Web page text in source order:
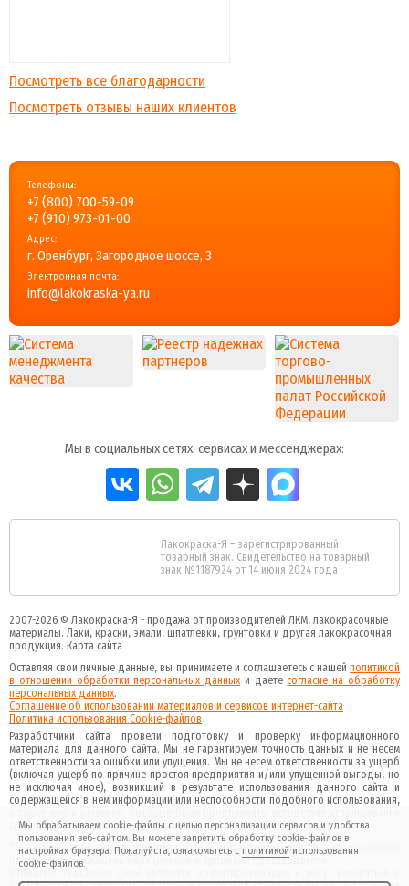
Посмотреть все благодарности
Посмотреть отзывы наших клиентов
Телефоны:
+7 (800) 700-59-09
+7 (910) 973-01-00
Адрес:
г. Оренбург, Загородное шоссе, 3
Электронная почта:
info@lakokraska-ya.ru
Мы в социальных сетях, сервисах и мессенджерах:
Лакокраска-Я – зарегистрированный
товарный знак. Свидетельство на товарный
знак №1187924 от 14 июня 2024 года
2007-2026 © Лакокраска-Я - продажа от производителей ЛКМ, лакокрасочные
материалы. Лаки, краски, эмали, шпатлевки, грунтовки и другая лакокрасочная
продукция. Карта сайта
Оставляя свои личные данные, вы принимаете и соглашаетесь с нашей политикой
в отношении обработки персональных данных и даетеcогласие на обработку
персональных данных.
Соглашение об использовании материалов и сервисов интернет-сайта
Политика использования Cookie-файлов
Разработчики сайта провели подготовку и проверку информационного
материала для данного сайта. Мы не гарантируем точность данных и не несем
ответственности за ошибки или упущения. Мы не несем ответственности за ущерб
(включая ущерб по причине простоя предприятия и/или упущенной выгоды, но
не исключая иное), возникший в результате использования данного сайта и
содержащейся в нем информации или неспособности подобного использования,
данного сайта и данной информации.
* - данное изображение является картинкой декоративного смысла, продукция
поставляемая оснащена маркировкой и ярлыками производителя
Мы обрабатываем cookie-файлы с целью персонализации сервисов и удобства
пользования веб-сайтом. Вы можете запретить обработку cookie-файлов в
настройках браузера. Пожалуйста, ознакомьтесь с политикой использования
cookie-файлов.